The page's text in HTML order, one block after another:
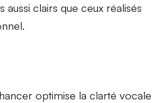
aussi clairs que ceux réalisés
optimise laclarté vocale